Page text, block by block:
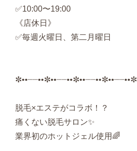
✅10:00〜19:00
《店休日》
✅毎週火曜日、第二月曜日
✼••┈┈••✼••┈┈••✼••┈┈••✼••┈┈••✼
脱毛×エステがコラボ！？
痛くない脱毛サロン✨
業界初のホットジェル使用🌈